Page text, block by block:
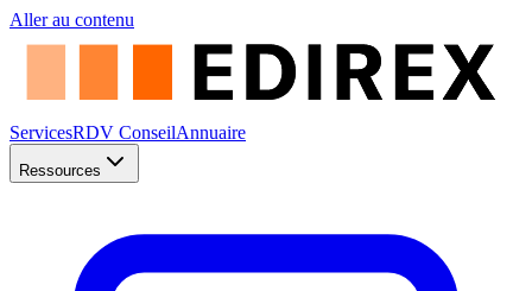
Aller au contenu
ServicesRDV ConseilAnnuaire
Ressources